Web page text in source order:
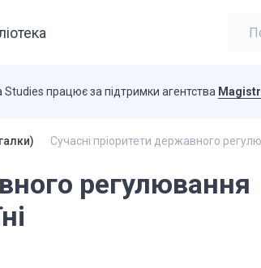
Studies працює за підтримки агентства
Сучасні пріоритети державного
регулювання